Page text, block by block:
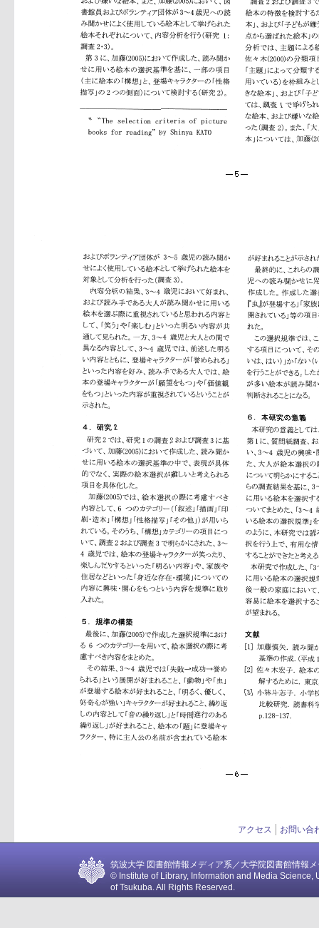
アクセス お問い合
筑波大学 図書館情報メディア系／大学院図書館情報
© Institute of Library, Information and Media Science,
of Tsukuba. All Rights Reserved.